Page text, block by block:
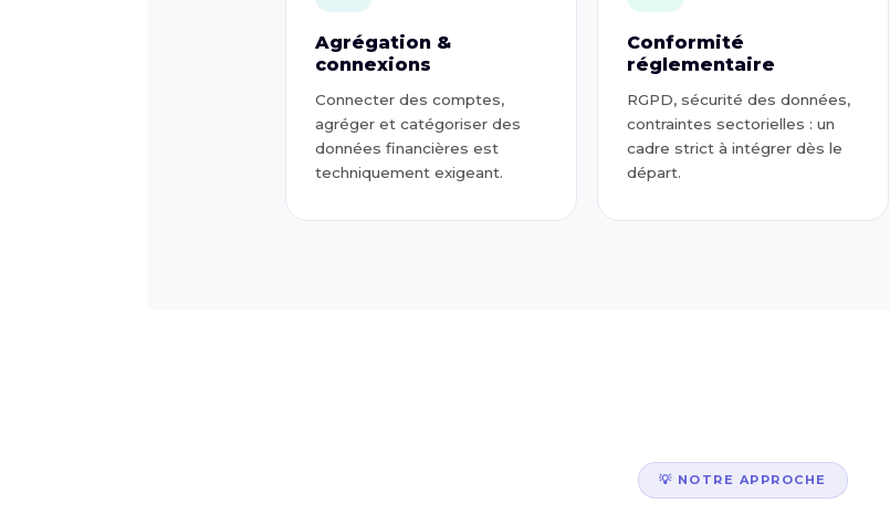
Agrégation &
connexions
Connecter des comptes,
agréger et catégoriser des
données financières est
techniquement exigeant.
Conformité
réglementaire
RGPD, sécurité des données,
contraintes sectorielles : un
cadre strict à intégrer dès le
départ.
💡 NOTRE APPROCHE